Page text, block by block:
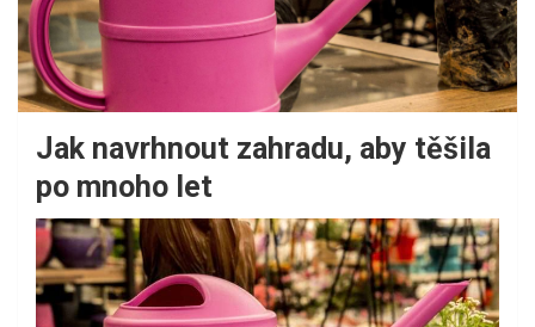
Jak navrhnout zahradu, aby těšila
po mnoho let